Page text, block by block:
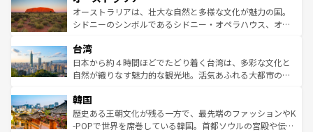
文化が魅力。旅行者はアメリカの各地域で異なる魅力を楽
しみながら、その多様性と豊かな歴史を感じることができ
ならではの贅沢な旅のスタイルだ。 なお、新着のアメリカ
情報はコンテンツ一覧を参照してほしい。
島だが、静かな自然を求めるならマウイ島やカウアイ島が
おすすめ。エメラルドグリーンに輝く海をはじめ、豊かな
れるおもてなしの心で訪れる人々を迎えてくれるハワイの
人々、おいしいローカルフードやハワイアンミュージッ
ク、伝統的なフラダンスなど、すべてがハワイの魅力を彩
ワイを、存分に味わってほしい。 なお、新着のハワイ情報
はコンテンツ一覧を参照してほしい。
オーストラリアは、壮大な自然と多様な文化が魅力の国。
シドニーのシンボルであるシドニー・オペラハウス、オー
リアリーフや大陸中央部にそびえるウルル（エアーズロッ
ク）、タスマニアの美しい原生林やケアンズの熱帯雨林な
ど、見どころがたくさん。また、カフェやワイン、オージ
いる。アクティビティも充実しており、サーフィンやダイ
ビング、ハイキングなど、アウトドア好きにはたまらな
い。オーストラリアの多彩な魅力を存分に味わいつくそ
台湾
日本から約４時間ほどでたどり着く台湾は、多彩な文化と
自然が織りなす魅力的な観光地。活気あふれる大都市の台
ン）、静ひつな山岳地帯である台湾東部など、都市の喧騒
と山間の静けさが共存しており、訪れる人に新しい発見と
驚きをもたらしてくれる。また、奥深い台湾の食文化も魅
韓国
歴史ある王朝文化が残る一方で、最先端のファッションやK
-POPで世界を席巻している韓国。首都ソウルの宮殿や伝統